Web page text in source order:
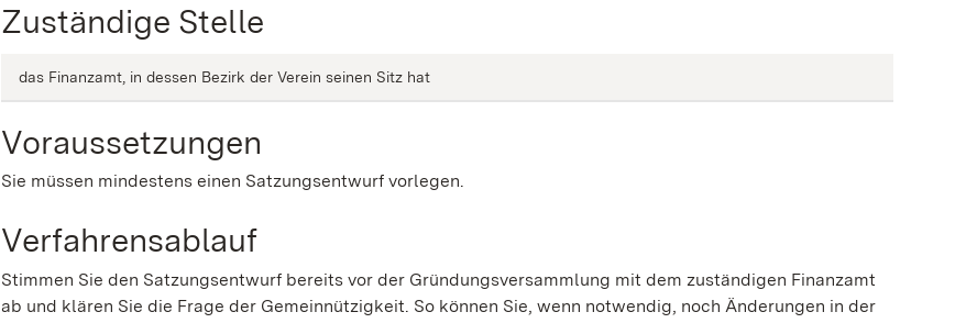
Zuständige Stelle
das Finanzamt, in dessen Bezirk der Verein seinen Sitz hat
Voraussetzungen
Sie müssen mindestens einen Satzungsentwurf vorlegen.
Verfahrensablauf
Stimmen Sie den Satzungsentwurf bereits vor der Gründungsversammlung mit dem zuständigen Finanzamt
ab und klären Sie die Frage der Gemeinnützigkeit. So können Sie, wenn notwendig, noch Änderungen in der